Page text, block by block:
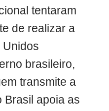
tentaram
de realizar a
Unidos
brasileiro,
transmite a
Brasil apoia as